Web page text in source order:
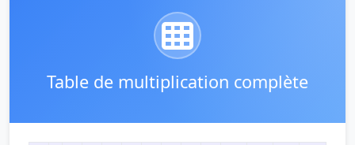
Table de multiplication complète